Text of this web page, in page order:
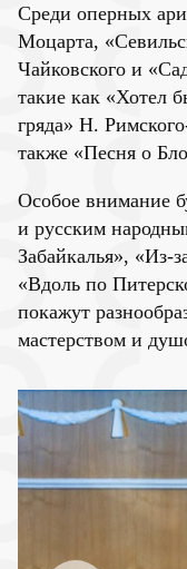
Среди оперных
Моцарта,
Чайковского и
такие как «Хотел
гряда» Н.
также «Песня о
Особое внимание
и русским
Забайкалья», «Из-
«Вдоль по
покажут
мастерством и